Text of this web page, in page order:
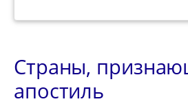
Страны,
апостиль